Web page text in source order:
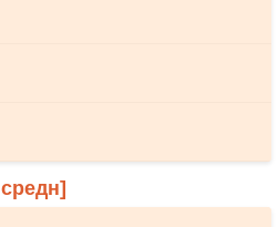
средн]